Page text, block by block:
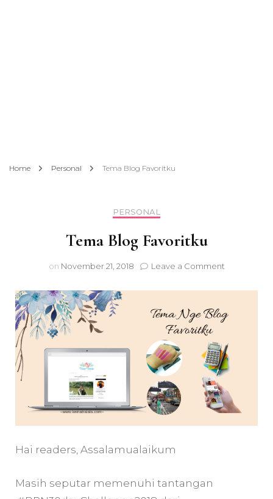
Home Personal Tema Blog Favoritku
PERSONAL
Tema Blog Favoritku
on November 21, 2018 Leave a Commenton
Blog
Hai readers, Assalamualaikum
Masih seputar memenuhi tantangan